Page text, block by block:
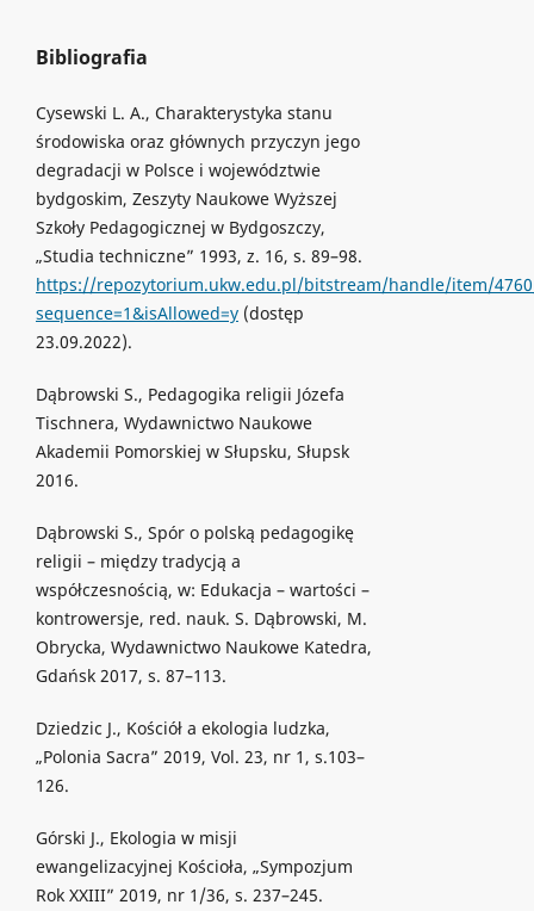
Bibliografia
Cysewski L. A., Charakterystyka stanu
środowiska oraz głównych przyczyn jego
degradacji w Polsce i województwie
bydgoskim, Zeszyty Naukowe Wyższej
Szkoły Pedagogicznej w Bydgoszczy,
„Studia techniczne” 1993, z. 16, s. 89–98.
https://repozytorium.ukw.edu.pl/bitstream/handle/item/4760/
sequence=1&isAllowed=y(dostęp
23.09.2022).
Dąbrowski S., Pedagogika religii Józefa
Tischnera, Wydawnictwo Naukowe
Akademii Pomorskiej w Słupsku, Słupsk
2016.
Dąbrowski S., Spór o polską pedagogikę
religii – między tradycją a
współczesnością, w: Edukacja – wartości –
kontrowersje, red. nauk. S. Dąbrowski, M.
Obrycka, Wydawnictwo Naukowe Katedra,
Gdańsk 2017, s. 87–113.
Dziedzic J., Kościół a ekologia ludzka,
„Polonia Sacra” 2019, Vol. 23, nr 1, s.103–
126.
Górski J., Ekologia w misji
ewangelizacyjnej Kościoła, „Sympozjum
Rok XXIII” 2019, nr 1/36, s. 237–245.